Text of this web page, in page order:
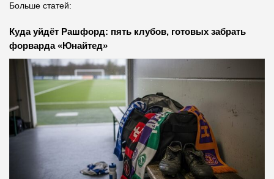
Больше статей:
Куда уйдёт Рашфорд: пять клубов, готовых забрать
форварда «Юнайтед»